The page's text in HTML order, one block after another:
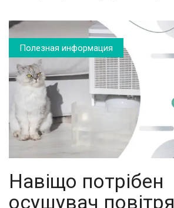
Полезная информация
Навіщо потрібен
осушувач повітря